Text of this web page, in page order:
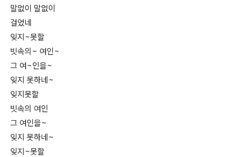
말없이 말없이
걸었네
잊지~못할
빗속의~ 여인~
그 여~인을~
잊지 못하네~
잊지못할
빗속의 여인
그 여인을~
잊지 못하네~
잊지~못할